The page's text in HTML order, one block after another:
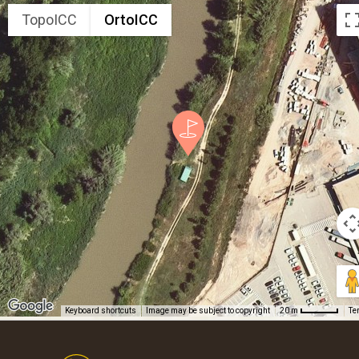
TopoICC OrtoICC
Keyboard shortcuts Image may be subject to copyright 20 m